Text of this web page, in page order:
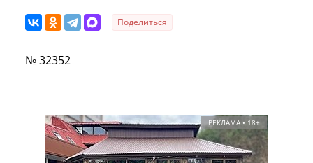
Поделиться
№ 32352
РЕКЛАМА • 18+